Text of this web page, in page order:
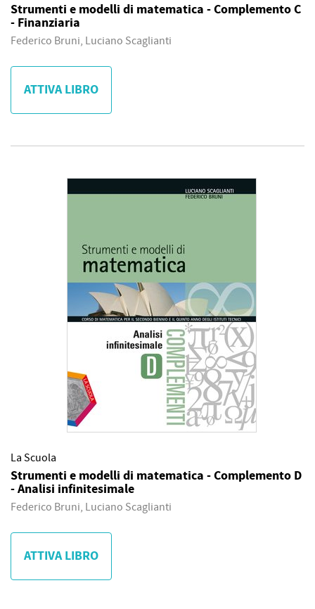
Strumenti e modelli di matematica - Complemento C
- Finanziaria
Federico Bruni, Luciano Scaglianti
ATTIVA LIBRO
La Scuola
Strumenti e modelli di matematica - Complemento D
- Analisi infinitesimale
Federico Bruni, Luciano Scaglianti
ATTIVA LIBRO